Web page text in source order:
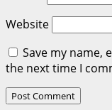
Website
Save my name,
the next time I